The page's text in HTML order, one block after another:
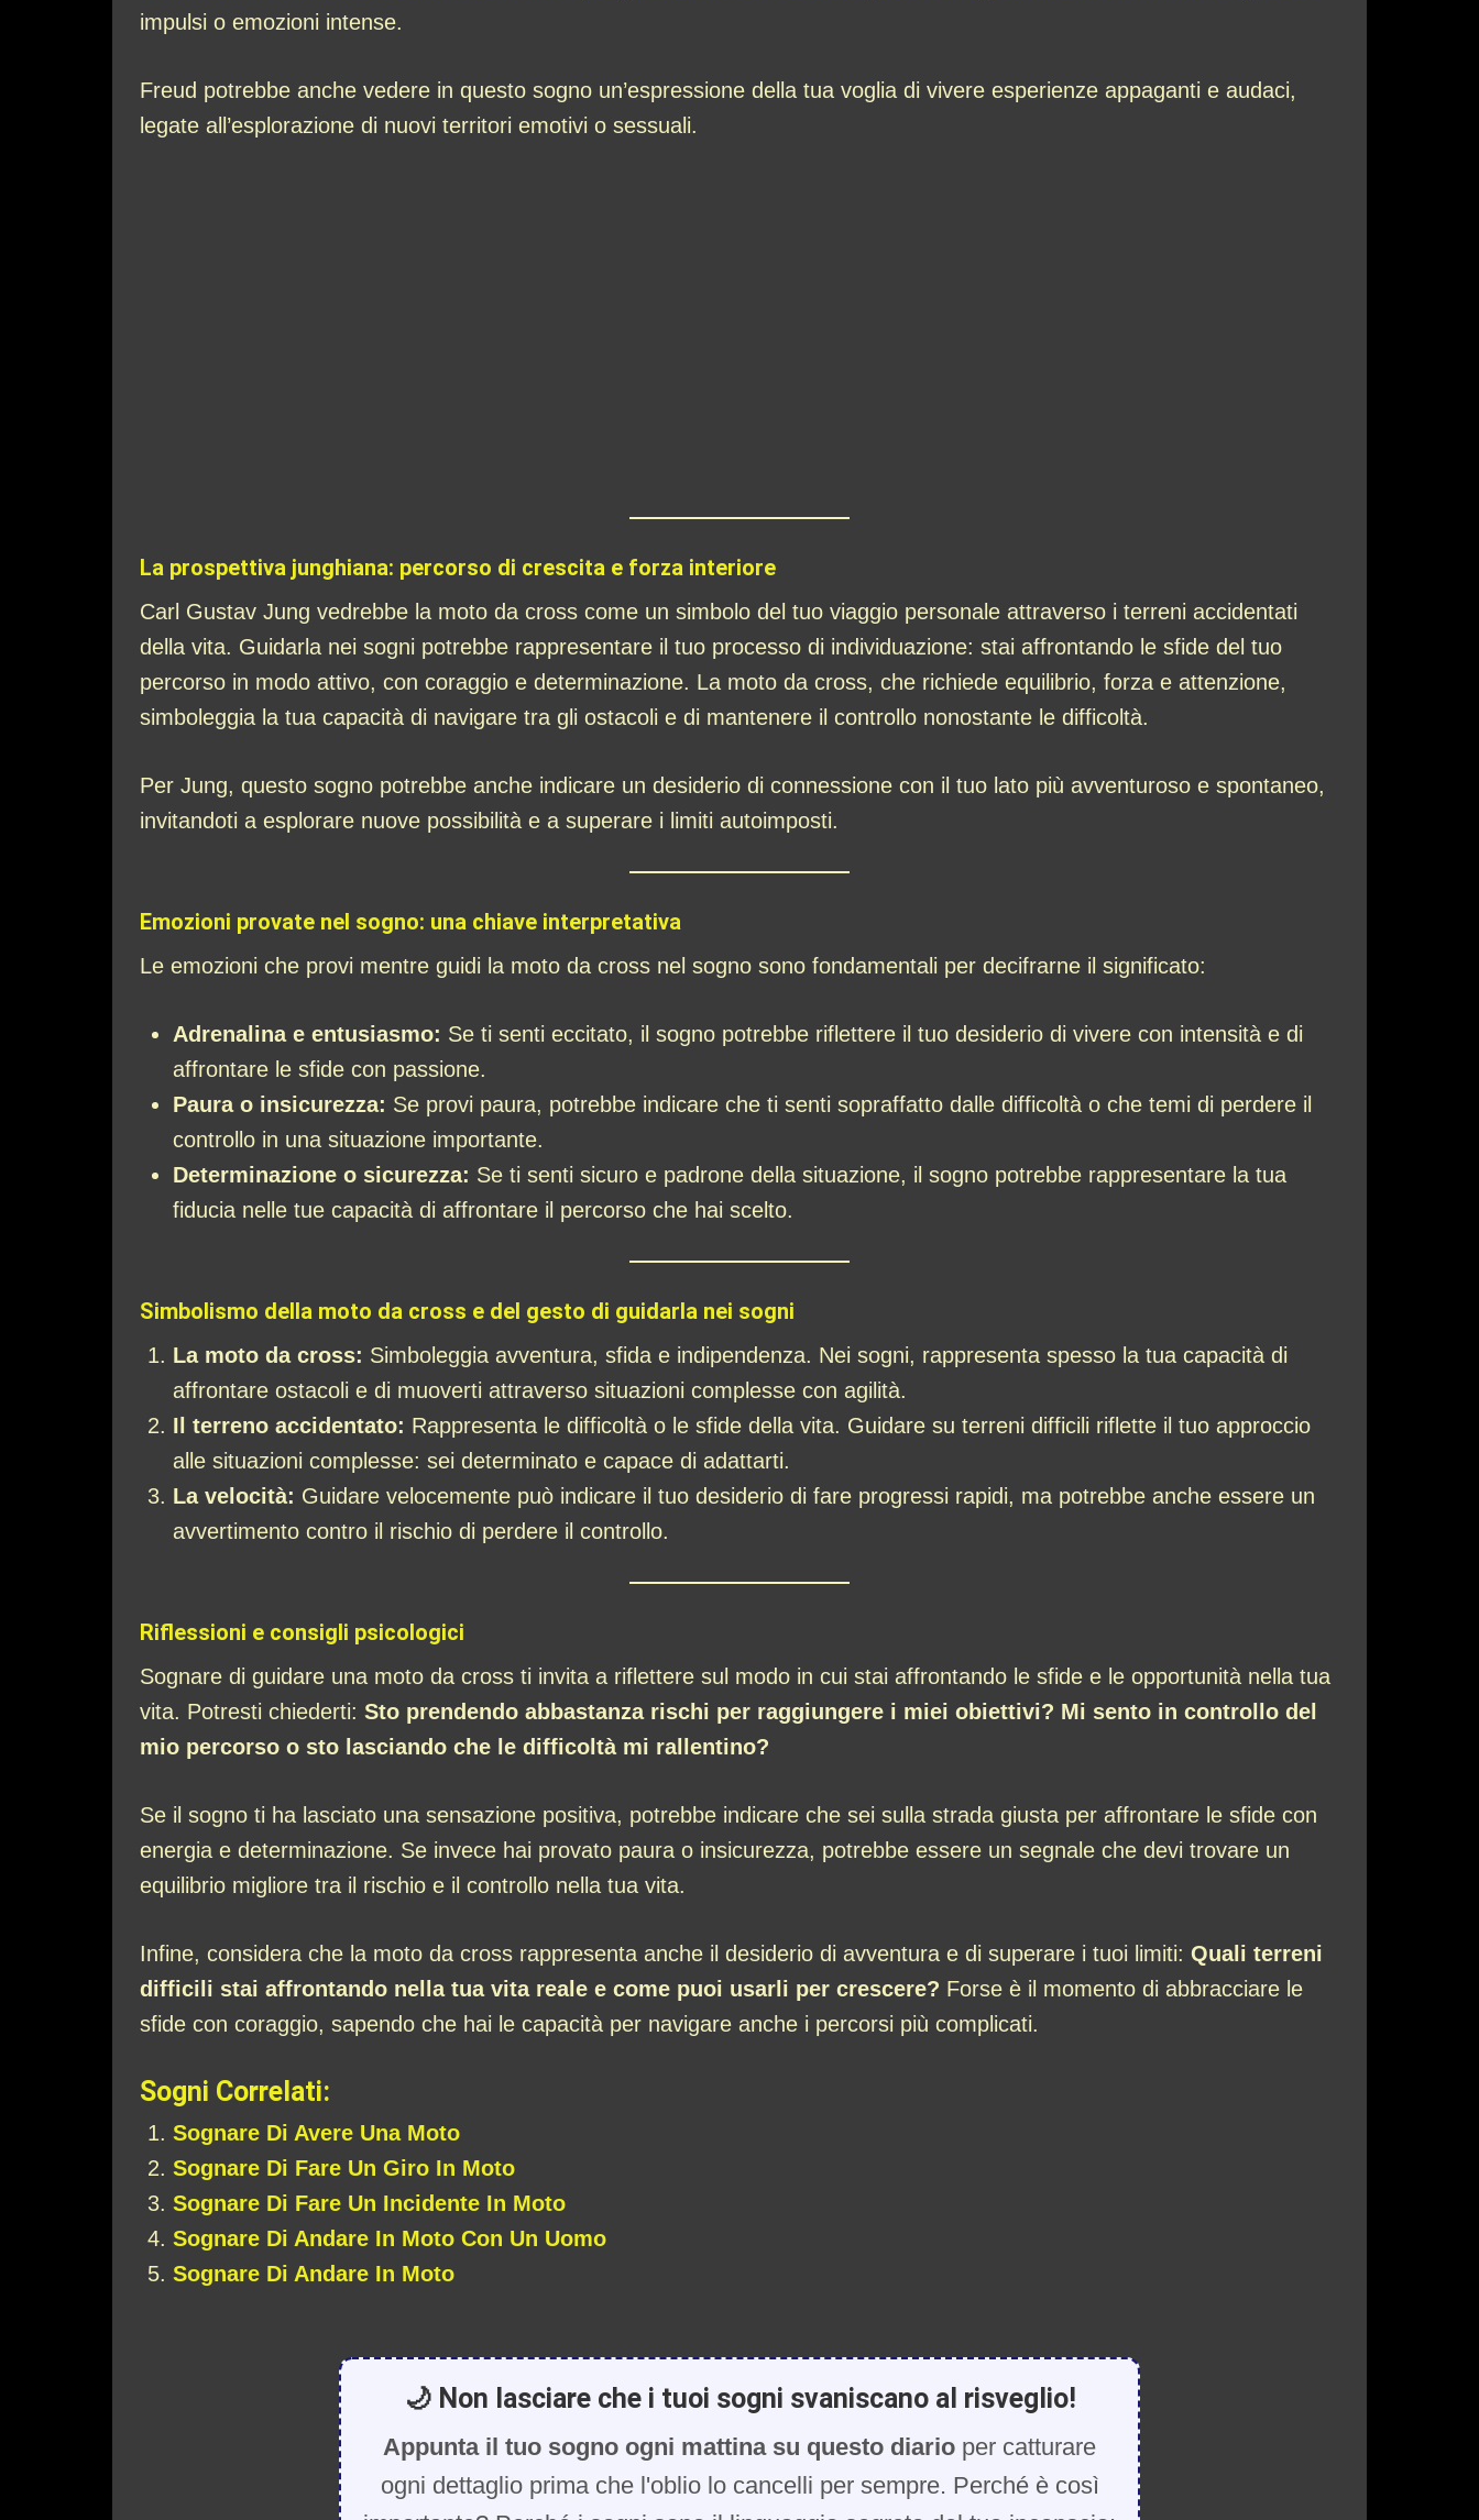
impulsi o emozioni intense.
Freud potrebbe anche vedere in questo sogno un’espressione della tua voglia di vivere esperienze appaganti e audaci,
legate all’esplorazione di nuovi territori emotivi o sessuali.
La prospettiva junghiana: percorso di crescita e forza interiore
Carl Gustav Jung vedrebbe la moto da cross come un simbolo del tuo viaggio personale attraverso i terreni accidentati
della vita. Guidarla nei sogni potrebbe rappresentare il tuo processo di individuazione: stai affrontando le sfide del tuo
percorso in modo attivo, con coraggio e determinazione. La moto da cross, che richiede equilibrio, forza e attenzione,
simboleggia la tua capacità di navigare tra gli ostacoli e di mantenere il controllo nonostante le difficoltà.
Per Jung, questo sogno potrebbe anche indicare un desiderio di connessione con il tuo lato più avventuroso e spontaneo,
invitandoti a esplorare nuove possibilità e a superare i limiti autoimposti.
Emozioni provate nel sogno: una chiave interpretativa
Le emozioni che provi mentre guidi la moto da cross nel sogno sono fondamentali per decifrarne il significato:
Adrenalina e entusiasmo: Se ti senti eccitato, il sogno potrebbe riflettere il tuo desiderio di vivere con intensità e di
affrontare le sfide con passione.
Paura o insicurezza: Se provi paura, potrebbe indicare che ti senti sopraffatto dalle difficoltà o che temi di perdere il
controllo in una situazione importante.
Determinazione o sicurezza: Se ti senti sicuro e padrone della situazione, il sogno potrebbe rappresentare la tua
fiducia nelle tue capacità di affrontare il percorso che hai scelto.
Simbolismo della moto da cross e del gesto di guidarla nei sogni
La moto da cross: Simboleggia avventura, sfida e indipendenza. Nei sogni, rappresenta spesso la tua capacità di
affrontare ostacoli e di muoverti attraverso situazioni complesse con agilità.
Il terreno accidentato: Rappresenta le difficoltà o le sfide della vita. Guidare su terreni difficili riflette il tuo approccio
alle situazioni complesse: sei determinato e capace di adattarti.
La velocità: Guidare velocemente può indicare il tuo desiderio di fare progressi rapidi, ma potrebbe anche essere un
avvertimento contro il rischio di perdere il controllo.
Riflessioni e consigli psicologici
Sognare di guidare una moto da cross ti invita a riflettere sul modo in cui stai affrontando le sfide e le opportunità nella tua
vita. Potresti chiederti: Sto prendendo abbastanza rischi per raggiungere i miei obiettivi? Mi sento in controllo del
mio percorso o sto lasciando che le difficoltà mi rallentino?
Se il sogno ti ha lasciato una sensazione positiva, potrebbe indicare che sei sulla strada giusta per affrontare le sfide con
energia e determinazione. Se invece hai provato paura o insicurezza, potrebbe essere un segnale che devi trovare un
equilibrio migliore tra il rischio e il controllo nella tua vita.
Infine, considera che la moto da cross rappresenta anche il desiderio di avventura e di superare i tuoi limiti: Quali terreni
difficili stai affrontando nella tua vita reale e come puoi usarli per crescere? Forse è il momento di abbracciare le
sfide con coraggio, sapendo che hai le capacità per navigare anche i percorsi più complicati.
Sogni Correlati:
Sognare Di Avere Una Moto
Sognare Di Fare Un Giro In Moto
Sognare Di Fare Un Incidente In Moto
Sognare Di Andare In Moto Con Un Uomo
Sognare Di Andare In Moto
🌙 Non lasciare che i tuoi sogni svaniscano al risveglio!
Appunta il tuo sogno ogni mattina su questo diario per catturare
ogni dettaglio prima che l'oblio lo cancelli per sempre. Perché è così